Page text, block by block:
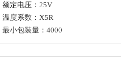
额定电压：25V
温度系数：X5R
最小包装量：4000